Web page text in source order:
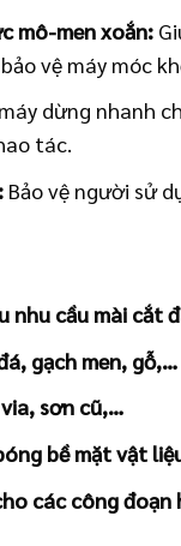
mô-men xoắn:
vệ máy móc
dừng nhanh
tác.
Bảo vệ người sử
nhu cầu mài cắt
gạch men, gỗ,…
sơn cũ,…
bề mặt vật
các công